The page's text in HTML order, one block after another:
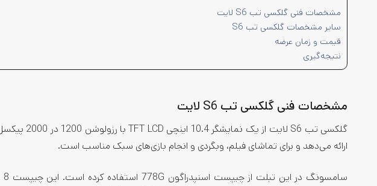
مشخصات فنی گلکسی تب S6 لایت
سایر مشخصات گلکسی تب S6
قیمت و زمان عرضه
نتیجه‌گیری
مشخصات فنی گلکسی تب S6 لایت
ارائه می‌دهد و برای تماشای فیلم، وبگردی و انجام بازی‌های سبک مناسب است.